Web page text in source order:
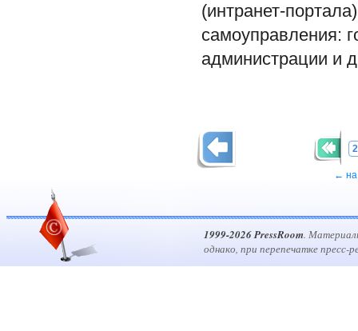
(интранет-
самоуправления:
администрации и
← на
1999-2026 PressRoom.
однако, при перепечатке пресс-